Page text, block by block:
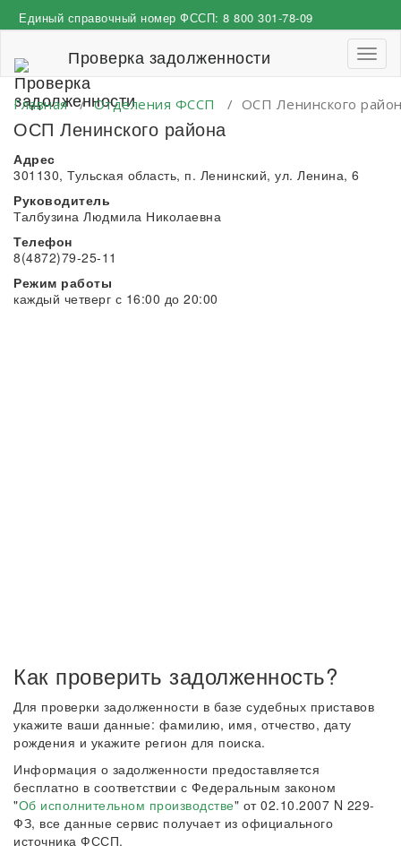
к
Единый справочный номер ФССП: 8 800 301-78-09
Проверка задолженности
Главная/Отделения ФССП / ОСП Ленинского
ОСП Ленинского района
Адрес
301130, Тульская область, п. Ленинский, ул. Ленина, 6
Руководитель
Талбузина Людмила Николаевна
Телефон
8(4872)79-25-11
Режим работы
каждый четверг с 16:00 до 20:00
Как проверить задолженность?
Для проверки задолженности в базе судебных приставов
укажите ваши данные: фамилию, имя, отчество, дату
рождения и укажите регион для поиска.
Информация о задолженности предоставляется
бесплатно в соответствии с Федеральным законом
"Об исполнительном производстве" от 02.10.2007 N 229-
ФЗ, все данные сервис получает из официального
источника ФССП.